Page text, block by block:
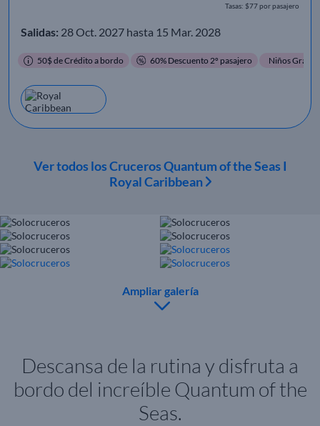
Tasas: $77 por pasajero
Salidas: 28 Oct. 2027 hasta 15 Mar. 2028
50$ de Crédito a bordo 60% Descuento 2º pasajero Niños Gratis
Ver todos los Cruceros Quantum of the Seas I
Royal Caribbean
Ampliar galería
Descansa de la rutina y disfruta a
bordo del increíble Quantum of the
Seas.